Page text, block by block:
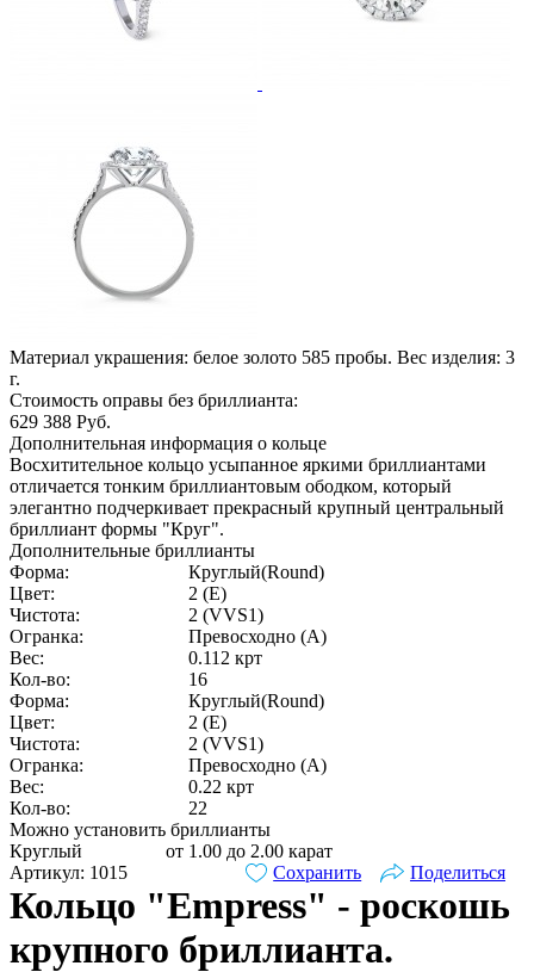
Материал украшения: белое золото 585 пробы. Вес изделия: 3
г.
Стоимость оправы без бриллианта:
629 388 Руб.
Дополнительная информация о кольце
Восхитительное кольцо усыпанное яркими бриллиантами
отличается тонким бриллиантовым ободком, который
элегантно подчеркивает прекрасный крупный центральный
бриллиант формы "Круг".
Дополнительные бриллианты
Форма:
Круглый(Round)
Цвет:
2 (E)
Чистота:
2 (VVS1)
Огранка:
Превосходно (А)
Вес:
0.112 крт
Кол-во:
16
Форма:
Круглый(Round)
Цвет:
2 (E)
Чистота:
2 (VVS1)
Огранка:
Превосходно (А)
Вес:
0.22 крт
Кол-во:
22
Можно установить бриллианты
Круглый
от 1.00 до 2.00 карат
Артикул: 1015
Сохранить Поделиться
Кольцо "Empress" - роскошь
крупного бриллианта.